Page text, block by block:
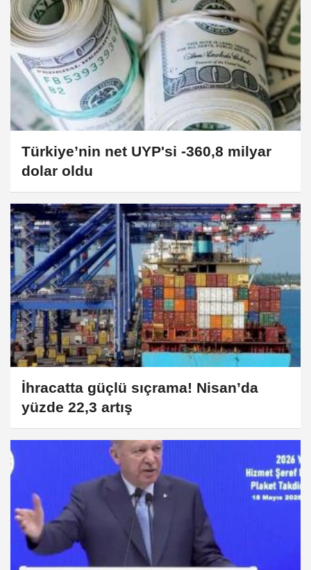
Türkiye’nin net UYP'si -360,8 milyar
dolar oldu
İhracatta güçlü sıçrama! Nisan’da
yüzde 22,3 artış